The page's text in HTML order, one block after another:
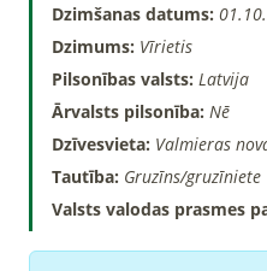
Dzimšanas datums:
Dzimums: Vīrietis
Pilsonības valsts: Latvija
Ārvalsts pilsonība: Nē
Dzīvesvieta: Valmieras
Tautība: Gruzīns/gruzīniete
Valsts valodas prasmes